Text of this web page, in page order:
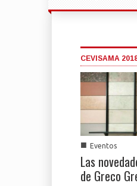
CEVISAMA
■ Eventos
Las
de Greco